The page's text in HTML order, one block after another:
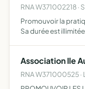
RNA W371002218 ·
Promouvoir la
Sa durée est illimitée
Association Ile
RNA W371000525 ·